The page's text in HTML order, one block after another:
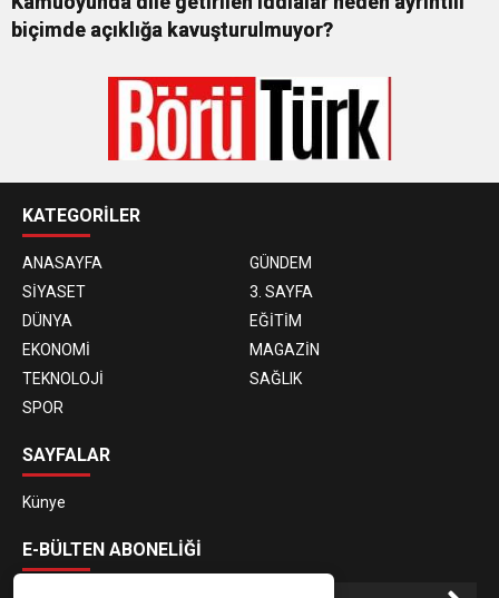
biçimde açıklığa kavuşturulmuyor?
KATEGORİLER
ANASAYFA
GÜNDEM
SİYASET
3. SAYFA
DÜNYA
EĞİTİM
EKONOMİ
MAGAZİN
TEKNOLOJİ
SAĞLIK
SPOR
SAYFALAR
Künye
E-BÜLTEN ABONELİĞİ